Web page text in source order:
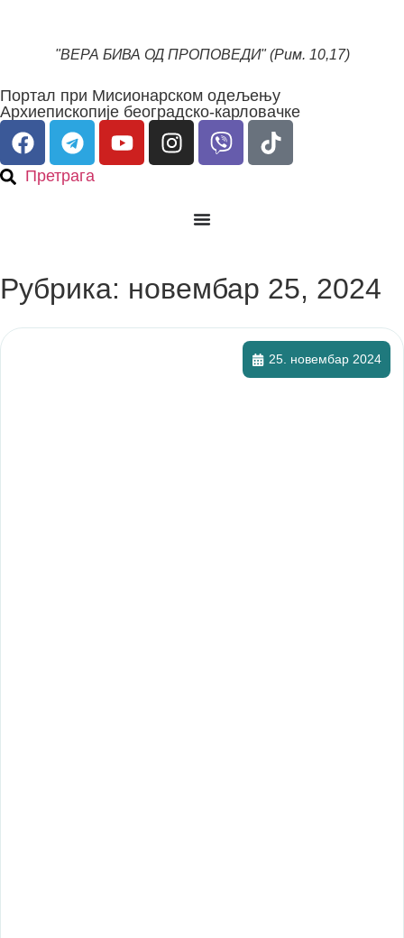
"ВЕРА БИВА ОД ПРОПОВЕДИ" (Рим. 10,17)
Портал при Мисионарском одељењу
Архиепископије београдско-карловачке
Претрага
Рубрика: новембар 25, 2024
25. новембар 2024